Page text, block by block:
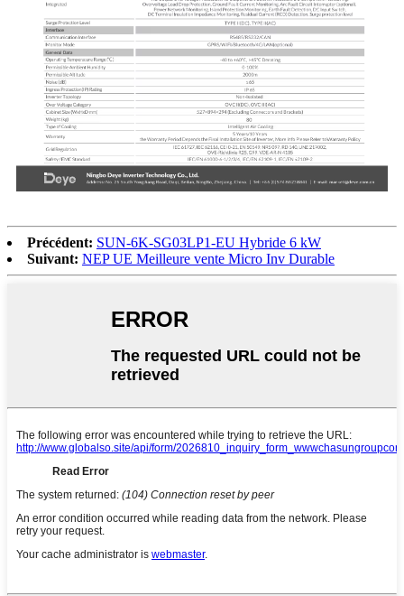
Précédent: SUN-6K-SG03LP1-EU Hybride 6 kW
Suivant: NEP UE Meilleure vente Micro Inv Durable